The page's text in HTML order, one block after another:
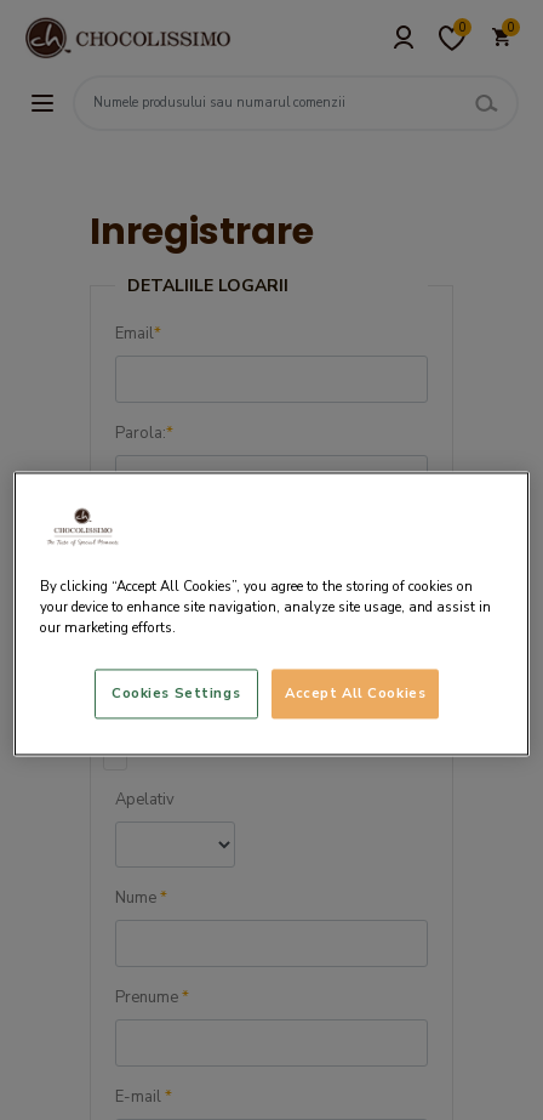
0 0
Inregistrare
DETALIILE LOGARII
Email*
Parola:*
DETALIILE PERSONALE
Persoana juridica
Apelativ
Nume*
Prenume*
E-mail*
By clicking “Accept All Cookies”, you agree to the storing of cookies on
your device to enhance site navigation, analyze site usage, and assist in
our marketing efforts.
Accept All Cookies
Cookies Settings